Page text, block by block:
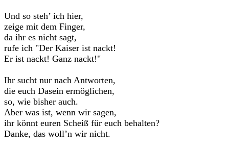
Und so steh’ ich hier,
zeige mit dem Finger,
da ihr es nicht sagt,
rufe ich "Der Kaiser ist nackt!
Er ist nackt! Ganz nackt!"
Ihr sucht nur nach Antworten,
die euch Dasein ermöglichen,
so, wie bisher auch.
Aber was ist, wenn wir sagen,
ihr könnt euren Scheiß für euch behalten?
Danke, das woll’n wir nicht.